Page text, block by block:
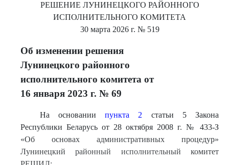
РЕШЕНИЕ ЛУНИНЕЦКОГО РАЙОННОГО
ИСПОЛНИТЕЛЬНОГО КОМИТЕТА
30 марта 2026 г. № 519
Об изменении решения
Лунинецкого районного
исполнительного комитета от
16 января 2023 г. № 69
На основаниипункта 2 статьи 5 Закона
Республики Беларусь от 28 октября 2008 г. № 433-З
«Об основах административных процедур»
Лунинецкий районный исполнительный комитет